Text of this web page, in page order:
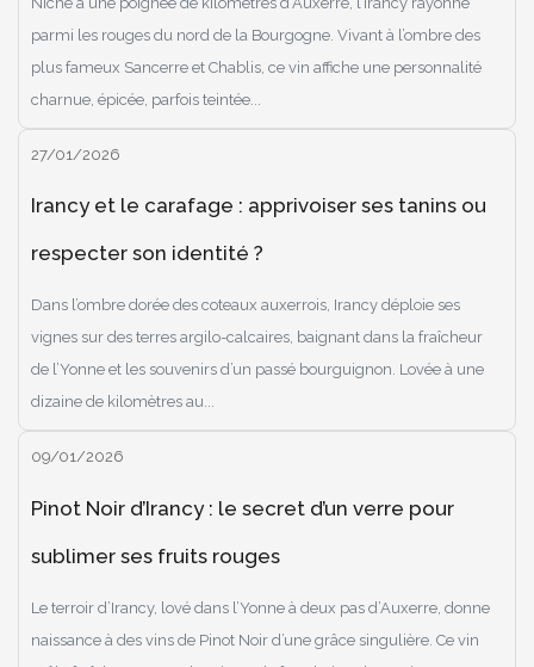
parmi les rouges du nord de la Bourgogne. Vivant à l’ombre des
plus fameux Sancerre et Chablis, ce vin affiche une personnalité
charnue, épicée, parfois teintée...
27/01/2026
Irancy et le carafage : apprivoiser ses tanins ou
respecter son identité ?
Dans l’ombre dorée des coteaux auxerrois, Irancy déploie ses
vignes sur des terres argilo-calcaires, baignant dans la fraîcheur
de l’Yonne et les souvenirs d’un passé bourguignon. Lovée à une
dizaine de kilomètres au...
09/01/2026
Pinot Noir d’Irancy : le secret d’un verre pour
sublimer ses fruits rouges
Le terroir d’Irancy, lové dans l’Yonne à deux pas d’Auxerre, donne
naissance à des vins de Pinot Noir d’une grâce singulière. Ce vin